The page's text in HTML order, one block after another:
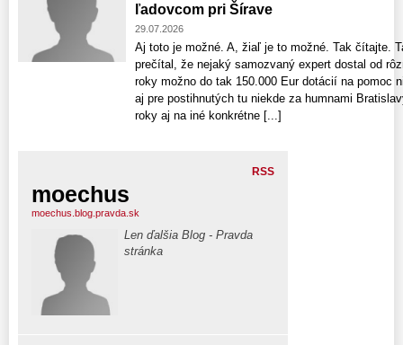
ľadovcom pri Šírave
29.07.2026
Aj toto je možné. A, žiaľ je to možné. Tak čítajte.
prečítal, že nejaký samozvaný expert dostal od
roky možno do tak 150.000 Eur dotácií na pomoc
aj pre postihnutých tu niekde za humnami
roky aj na iné konkrétne [...]
RSS
moechus
moechus.blog.pravda.sk
Len ďalšia Blog - Pravda
stránka